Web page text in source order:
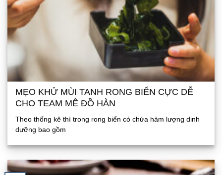
MẸO KHỬ MÙI TANH RONG BIỂN CỰC DỄ
CHO TEAM MÊ ĐỒ HÀN
Theo thống kê thì trong rong biển có chứa hàm lượng dinh
dưỡng bao gồm